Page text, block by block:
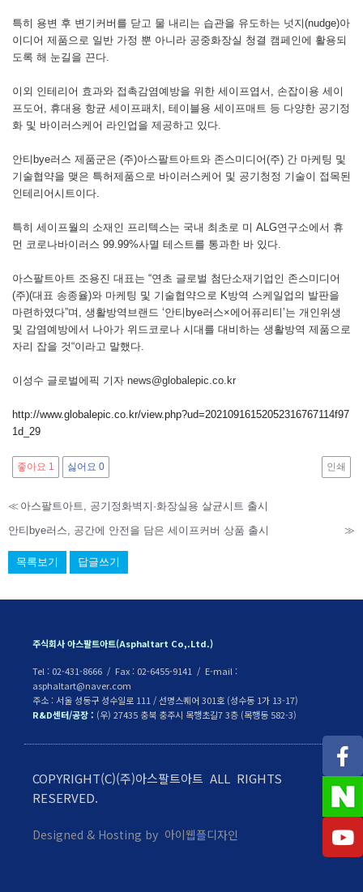
특히 용변 후 변기커버를 닫고 물 내리는 습관을 유도하는 넛지(nudge)아
이디어 제품으로 일반 가정 뿐 아니라 공중화장실 청결 캠페인에 활용되
도록 해 눈길을 끈다.
이외 인테리어 효과와 접촉감염예방을 위한 세이프엽서, 손잡이용 세이
프도어, 휴대용 항균 세이프패치, 테이블용 세이프매트 등 다양한 공기정
화 및 바이러스케어 라인업을 제공하고 있다.
안티bye러스 제품군은 (주)아스팔트아트와 존스미디어(주) 간 마케팅 및
기술협약을 맺은 특허제품으로 바이러스케어 및 공기청정 기술이 접목된
인테리어시트이다.
특히 세이프월의 소재인 프리텍스는 국내 최초로 미 ALG연구소에서 휴
먼 코로나바이러스 99.99%사멸 테스트를 통과한 바 있다.
아스팔트아트 조용진 대표는 “연초 글로벌 첨단소재기업인 존스미디어
(주)(대표 송종율)와 마케팅 및 기술협약으로 K방역 스케일업의 발판을
마련하였다”며, 생활방역브랜드 ‘안티bye러스×에어퓨리티’는 개인위생
및 감염예방에서 나아가 위드코로나 시대를 대비하는 생활방역 제품으로
자리 잡을 것“이라고 말했다.
이성수 글로벌에픽 기자 news@globalepic.co.kr
http://www.globalepic.co.kr/view.php?ud=20210916152052316767114f97
1d_29
좋아요 1 싫어요 0 인쇄
≪ 아스팔트아트, 공기정화벽지·화장실용 살균시트 출시
안티bye러스, 공간에 안전을 담은 세이프커버 상품 출시
≫
목록보기 답글쓰기
주식회사 아스팔트아트(Asphaltart Co,.Ltd.)
Tel : 02-431-8666 / Fax : 02-6455-9141 / E-mail :
asphaltart@naver.com
주소 : 서울 성동구 성수일로 111 / 선명스퀘어 301호 (성수동 1가 13-17)
R&D센터/공장 : (우) 27435 충북 충주시 목행초길7 3층 (목행동 582-3)
COPYRIGHT(C)(주)아스팔트아트 ALL RIGHTS
RESERVED.
Designed & Hosting by 아이웹플디자인